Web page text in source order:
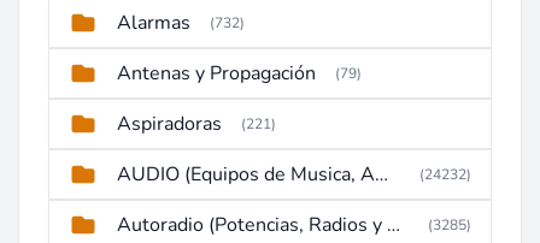
Alarmas (732)
Antenas y Propagación (79)
Aspiradoras (221)
AUDIO (Equipos de Musica, Amplificadores, Reproductores, Etc) (24232)
Autoradio (Potencias, Radios y DVD) (3285)